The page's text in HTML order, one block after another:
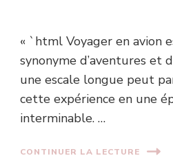
« `html Voyager en avion
synonyme d’aventures et
une escale longue peut
cette expérience en une
interminable. …
CONTINUER LA LECTURE